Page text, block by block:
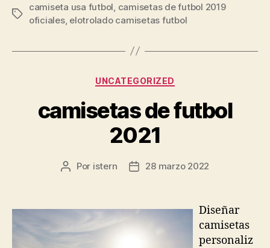
Etiquetas
camiseta usa futbol camisetas de futbol 2019
oficiales, elotrolado camisetas futbol
Categorías
UNCATEGORIZED
camisetas de futbol
2021
Autor
entrada
Por istern
Fecha
entrada
28 marzo 2022
Diseñar
camisetas
personaliz